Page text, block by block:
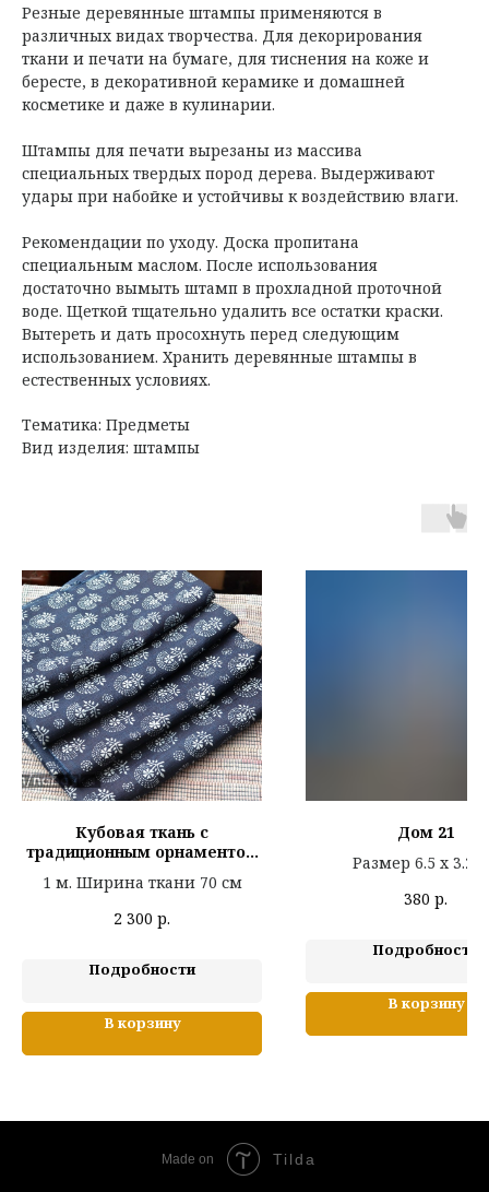
Резные деревянные штампы применяются в
различных видах творчества. Для декорирования
ткани и печати на бумаге, для тиснения на коже и
бересте, в декоративной керамике и домашней
косметике и даже в кулинарии.
Штампы для печати вырезаны из массива
специальных твердых пород дерева. Выдерживают
удары при набойке и устойчивы к воздействию влаги.
Рекомендации по уходу. Доска пропитана
специальным маслом. После использования
достаточно вымыть штамп в прохладной проточной
воде. Щеткой тщательно удалить все остатки краски.
Вытереть и дать просохнуть перед следующим
использованием. Хранить деревянные штампы в
естественных условиях.
Тематика: Предметы
Вид изделия: штампы
Кубовая ткань с
традиционным орнаментом
крашение в индиго, лен)
1 м. Ширина ткани 70 см
2 300 р.
Подробности
В корзину
Дом 21
Размер 6.5 х 3.2
380 р.
Подробности
В корзину
Made on Tilda